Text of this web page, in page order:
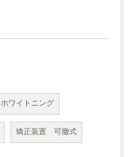
ホワイトニング
矯正装置 可撤式